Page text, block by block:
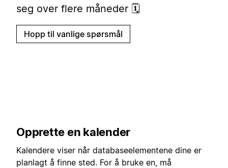
seg over flere måneder 🗓️
Hopp til vanlige spørsmål
Opprette en kalender
Kalendere viser når databaseelementene dine er
planlagt å finne sted. For å bruke en, må